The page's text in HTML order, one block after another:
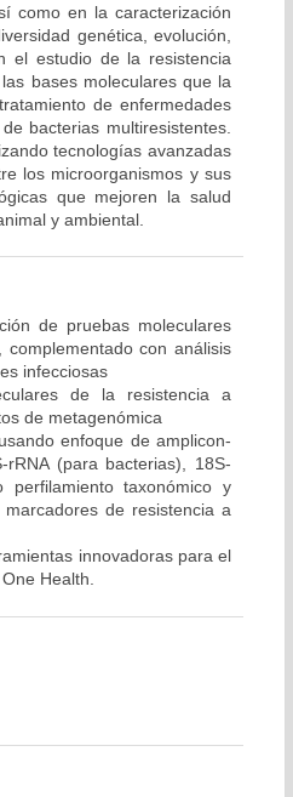
como en la caracterización
genética, evolución,
el estudio de la resistencia
bases moleculares que la
de enfermedades
bacterias multiresistentes.
tecnologías avanzadas
los microorganismos y sus
que mejoren la salud
y ambiental.
de pruebas moleculares
con análisis
infecciosas
de la resistencia a
de metagenómica
enfoque de amplicon-
(para bacterias), 18S-
taxonómico y
de resistencia a
innovadoras para el
Health.